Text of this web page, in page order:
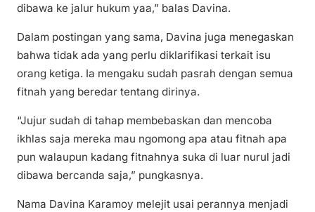
dibawa ke jalur hukum yaa,” balas Davina.
Dalam postingan yang sama, Davina juga menegaskan
bahwa tidak ada yang perlu diklarifikasi terkait isu
orang ketiga. Ia mengaku sudah pasrah dengan semua
fitnah yang beredar tentang dirinya.
“Jujur sudah di tahap membebaskan dan mencoba
ikhlas saja mereka mau ngomong apa atau fitnah apa
pun walaupun kadang fitnahnya suka di luar nurul jadi
dibawa bercanda saja,” pungkasnya.
Nama Davina Karamoy melejit usai perannya menjadi